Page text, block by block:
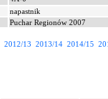
napastnik
Puchar Regionów 2007
2012/13 2013/14 2014/15